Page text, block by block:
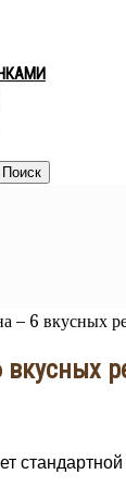
– 6 вкусных